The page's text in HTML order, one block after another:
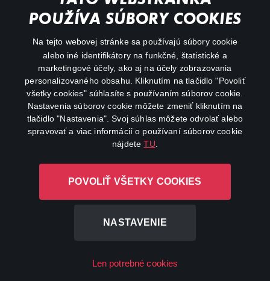
POUŽÍVA SÚBORY COOKIES
Na tejto webovej stránke sa používajú súbory cookie
alebo iné identifikátory na funkčné, štatistické a
marketingové účely, ako aj na účely zobrazovania
personalizovaného obsahu. Kliknutím na tlačidlo "Povoliť
všetky cookies" súhlasíte s používaním súborov cookie.
Nastavenia súborov cookie môžete zmeniť kliknutím na
tlačidlo "Nastavenia". Svoj súhlas môžete odvolať alebo
spravovať a viac informácií o používaní súborov cookie
nájdeteTU
POVOLIŤ VŠETKY COOKIES
NASTAVENIE
Len potrebné cookies
O aplikácii Canal+
Canal+ Luxembourg S. à r.l. so sídlom Rue Albert Borschette 4,